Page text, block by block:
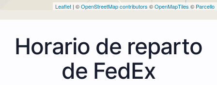
Leaflet | ©OpenStreetMap contributors ©OpenMapTiles © Parcello
Horario de reparto
de FedEx